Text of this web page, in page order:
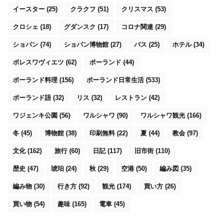
イースター (25) クラクフ (51) クリスマス (53)
クロシェ (18) グダンスク (17) コロナ関連 (29)
ショパン (74) ショパン博物館 (27) バス (25) ホテル(34)
ボレスワヴィエツ (62) ポーランド (44)
ポーランド料理 (156) ポーランド日常生活(533)
ポーランド語(32) リス (32) レストラン (42)
ワジェンキ公園 (56) ワルシャワ (90) ワルシャワ観光 (166)
冬 (45) 博物館 (38) 印刷無料(22) 夏 (44) 教会 (97)
文化(162) 旅行 (60) 日記(117) 旧市街 (110)
歴史 (47) 琥珀 (24) 秋 (29) 空港 (50) 編み図 (35)
編み物 (30) 行き方 (92) 観光 (174) 買い方 (26)
買い物 (54) 趣味(165) 電車 (45)